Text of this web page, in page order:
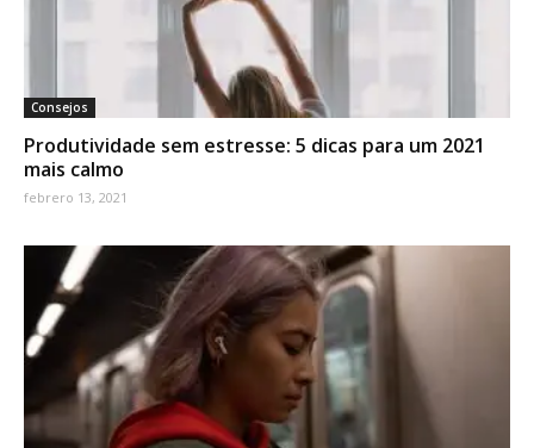
Consejos
Produtividade sem estresse: 5 dicas para um 2021
mais calmo
febrero 13, 2021